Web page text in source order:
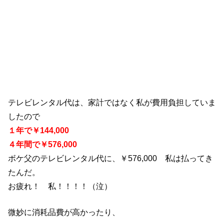
テレビレンタル代は、家計ではなく私が費用負担していま
したので
１年で￥144,000
４年間で￥576,000
ボケ父のテレビレンタル代に、￥576,000 私は払ってき
たんだ。
お疲れ！ 私！！！！（泣）
微妙に消耗品費が高かったり、